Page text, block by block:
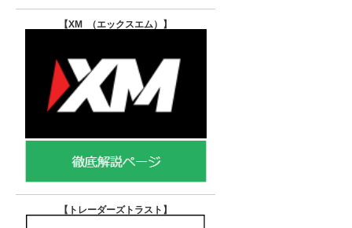
【XM （エックスエム） 】
【トレーダーズトラスト 】